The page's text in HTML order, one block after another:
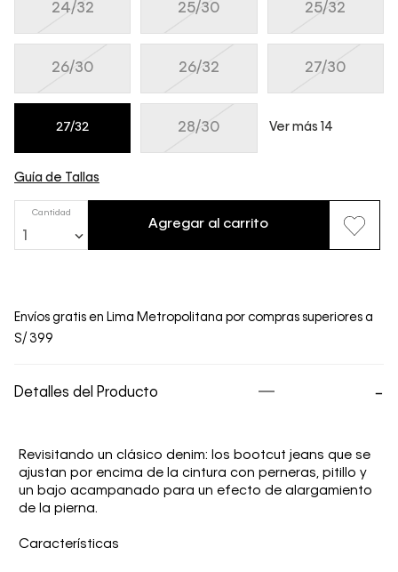
24/32 25/30 25/32
26/30 26/32 27/30
27/32 28/30 Ver más 14
Guía de Tallas
Cantidad
1
Agregar al carrito
Envíos gratis en Lima Metropolitana por compras superiores a
S/ 399
Detalles del Producto
Revisitando un clásico denim: los bootcut jeans que se
ajustan por encima de la cintura con perneras, pitillo y
un bajo acampanado para un efecto de alargamiento
de la pierna.
Características